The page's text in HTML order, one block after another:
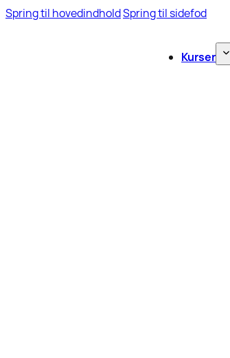
Spring til hovedindholdSpring til sidefod
Kurser